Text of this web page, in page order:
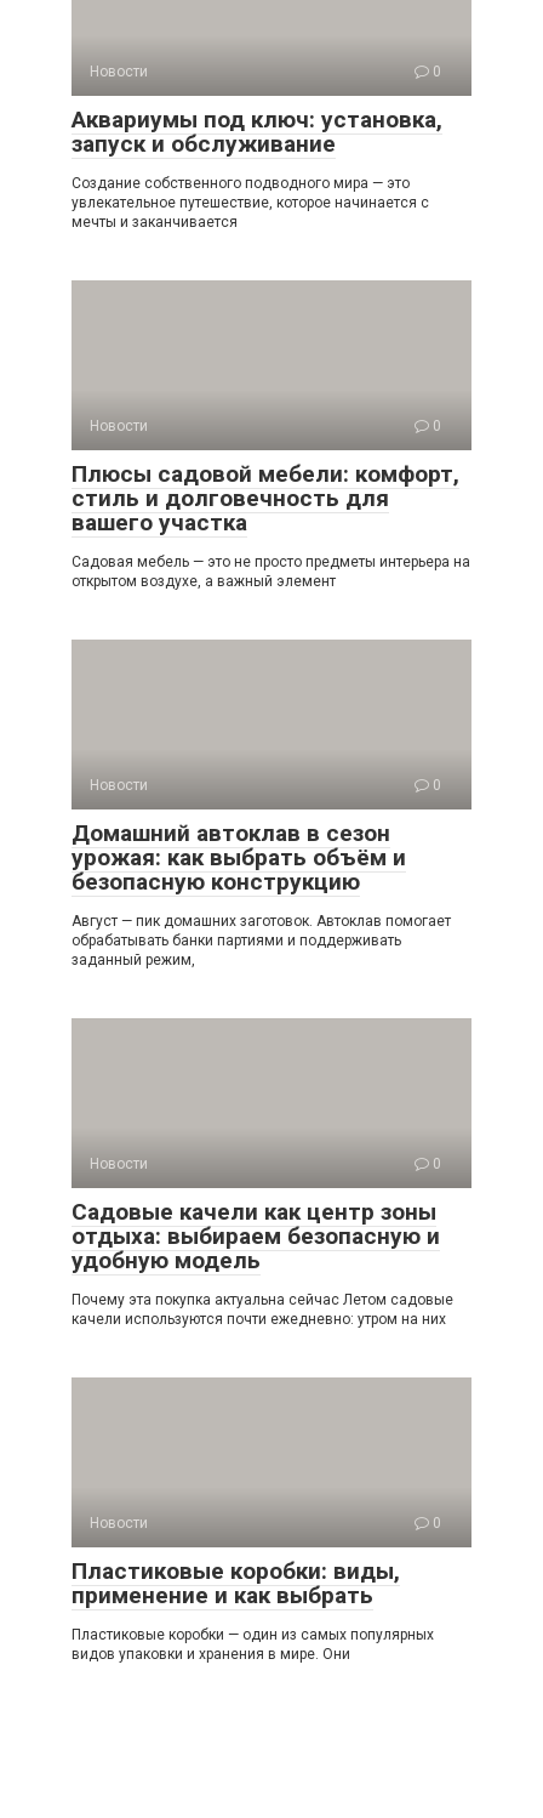
Новости 0
Аквариумы под ключ: установка,
запуск и обслуживание
Создание собственного подводного мира — это
увлекательное путешествие, которое начинается с
мечты и заканчивается
Новости 0
Плюсы садовой мебели: комфорт,
стиль и долговечность для
вашего участка
Садовая мебель — это не просто предметы интерьера на
открытом воздухе, а важный элемент
Новости 0
Домашний автоклав в сезон
урожая: как выбрать объём и
безопасную конструкцию
Август — пик домашних заготовок. Автоклав помогает
обрабатывать банки партиями и поддерживать
заданный режим,
Новости 0
Садовые качели как центр зоны
отдыха: выбираем безопасную и
удобную модель
Почему эта покупка актуальна сейчас Летом садовые
качели используются почти ежедневно: утром на них
Новости 0
Пластиковые коробки: виды,
применение и как выбрать
Пластиковые коробки — один из самых популярных
видов упаковки и хранения в мире. Они